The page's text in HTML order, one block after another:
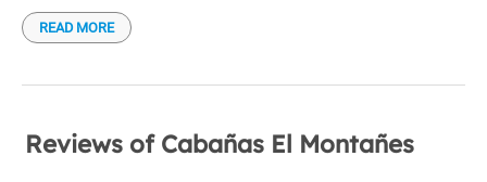
Tourist information
With view of the hill
Kayaks
The large windows of the cabins allow natural light to
the mountains.
For 5 people:The 75 m² cabin has two bedrooms: one
READ MORE
Reviews of Cabañas El Montañes